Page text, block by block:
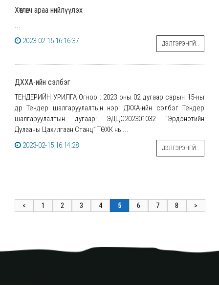
Хөтлөгч араа нийлүүлэх
...
2023-02-15 16:16:37
ДЭЛГЭРЭНГҮЙ..
ДХХА-ийн сэлбэг
ТЕНДЕРИЙН УРИЛГА Огноо : 2023 оны 02 дугаар сарын 15-ны
өдөр Тендер шалгаруулалтын нэр: ДХХА-ийн сэлбэг Тендер
шалгаруулалтын дугаар: ЭДЦС202301032 “Эрдэнэтийн
Дулааны Цахилгаан Станц” ТӨХК нь ...
2023-02-15 16:14:28
ДЭЛГЭРЭНГҮЙ..
< 1 2 3 4 5 6 7 8 >